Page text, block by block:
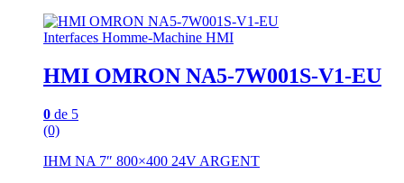
Interfaces Homme-Machine HMI
HMI OMRON NA5-7W001S-V1-EU
0 de 5
(0)
IHM NA 7″ 800×400 24V ARGENT